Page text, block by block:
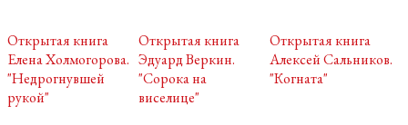
Открытая книга
Елена Холмогорова.
"Недрогнувшей
рукой"
Открытая книга
Эдуард Веркин.
"Сорока на
виселице"
Открытая книга
Алексей Сальников.
"Когната"